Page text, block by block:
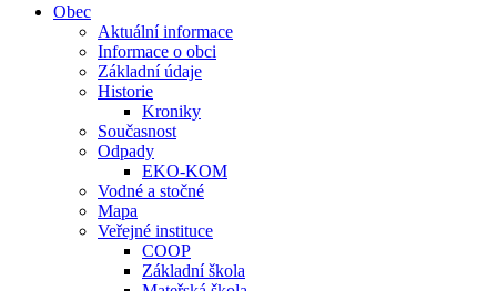
Obec
Aktuální informace
Informace o obci
Základní údaje
Historie
Kroniky
Současnost
Odpady
EKO-KOM
Vodné a stočné
Mapa
Veřejné instituce
COOP
Základní škola